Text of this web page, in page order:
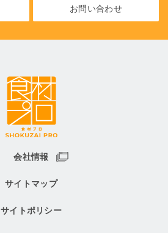
お問い合わせ
会社情報
サイトマップ
サイトポリシー